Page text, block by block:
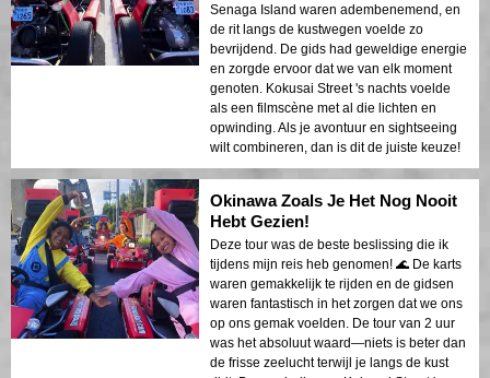
Senaga Island waren adembenemend, en
de rit langs de kustwegen voelde zo
bevrijdend. De gids had geweldige energie
en zorgde ervoor dat we van elk moment
genoten. Kokusai Street 's nachts voelde
als een filmscène met al die lichten en
opwinding. Als je avontuur en sightseeing
wilt combineren, dan is dit de juiste keuze!
Okinawa Zoals Je Het Nog Nooit
Hebt Gezien!
Deze tour was de beste beslissing die ik
tijdens mijn reis heb genomen! 🌊 De karts
waren gemakkelijk te rijden en de gidsen
waren fantastisch in het zorgen dat we ons
op ons gemak voelden. De tour van 2 uur
was het absoluut waard—niets is beter dan
de frisse zeelucht terwijl je langs de kust